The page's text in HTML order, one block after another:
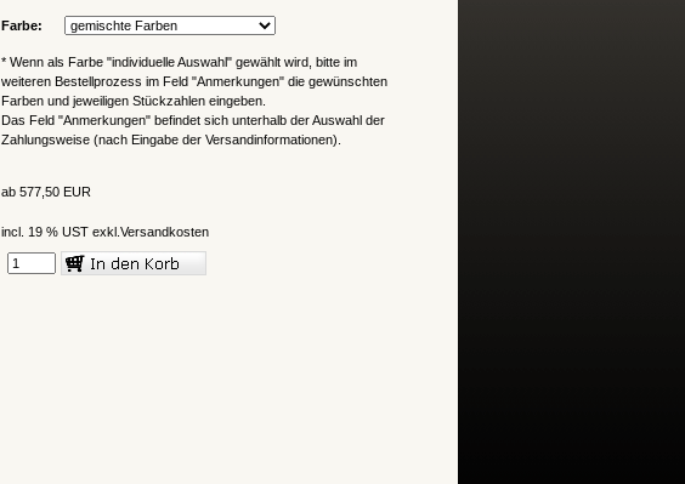
Farbe:
* Wenn als Farbe "individuelle Auswahl" gewählt wird, bitte im
weiteren Bestellprozess im Feld "Anmerkungen" die gewünschten
Farben und jeweiligen Stückzahlen eingeben.
Das Feld "Anmerkungen" befindet sich unterhalb der Auswahl der
Zahlungsweise (nach Eingabe der Versandinformationen).
ab 577,50 EUR
incl. 19 % UST exkl. Versandkosten